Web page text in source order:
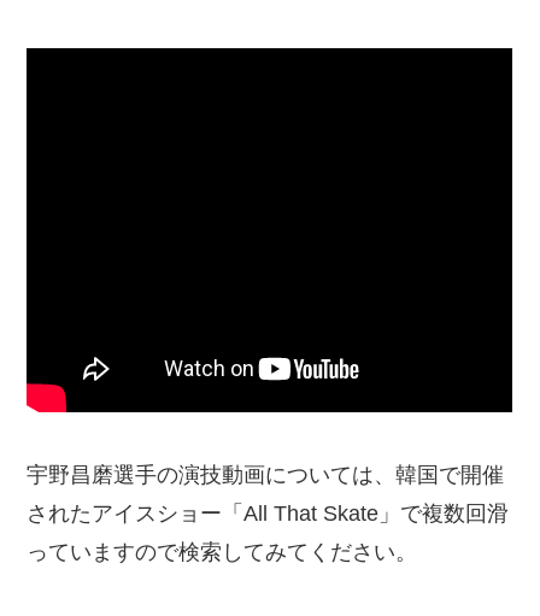
宇野昌磨選手の演技動画については、韓国で開催
されたアイスショー「All That Skate」で複数回滑
っていますので検索してみてください。